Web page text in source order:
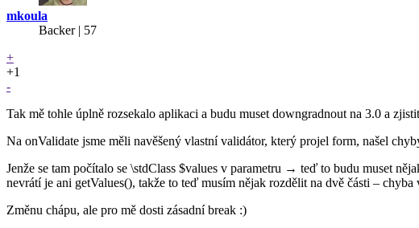
mkoula
Backer| 57
+
+1
-
Tak mě tohle úplně rozsekalo aplikaci a budu muset downgradnout na 3.0 a
Na onValidate jsme měli navěšený vlastní validátor, který projel form, našel
Jenže se tam počítalo se \stdClass $values v parametru → teď to budu muset
nevrátí je ani getValues(), takže to teď musím nějak rozdělit na dvě části –
Změnu chápu, ale pro mě dosti zásadní break :)